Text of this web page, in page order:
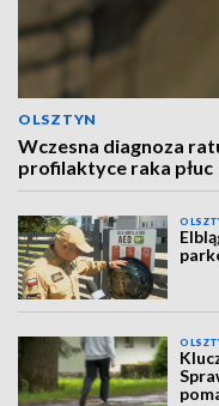
OLSZTYN
Wczesna diagnoza
profilaktyce raka płuc